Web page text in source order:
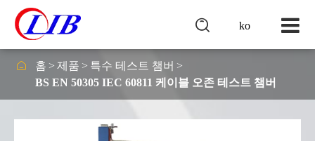
ko

 홈 제품
특수 테스트 챔버
BS EN 50305 IEC 60811 케이블 오존 테스트 챔버